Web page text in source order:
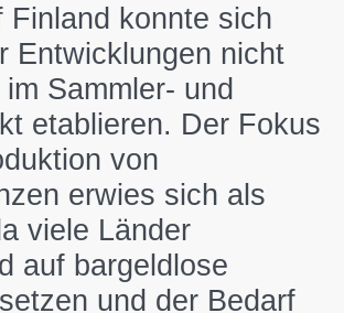
Finland konnte sich
Entwicklungen nicht
Sammler- und
etablieren. Der Fokus
von
erwies sich als
viele Länder
auf bargeldlose
und der Bedarf